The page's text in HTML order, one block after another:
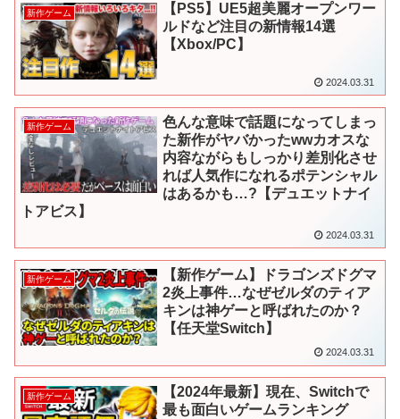
新作ゲーム
【PS5】UE5超美麗オープンワー
ルドなど注目の新情報14選
【Xbox/PC】
2024.03.31
新作ゲーム
色んな意味で話題になってしまっ
た新作がヤバかったwwカオスな
内容ながらもしっかり差別化させ
れば人気作になれるポテンシャル
はあるかも…?【デュエットナイ
トアビス】
2024.03.31
新作ゲーム
【新作ゲーム】ドラゴンズドグマ
2炎上事件…なぜゼルダのティア
キンは神ゲーと呼ばれたのか？
【任天堂Switch】
2024.03.31
新作ゲーム
【2024年最新】現在、Switchで
最も面白いゲームランキング